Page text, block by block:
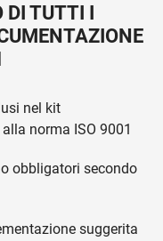
DI TUTTI I
nel kit
norma ISO 9001
obbligatori secondo
suggerita